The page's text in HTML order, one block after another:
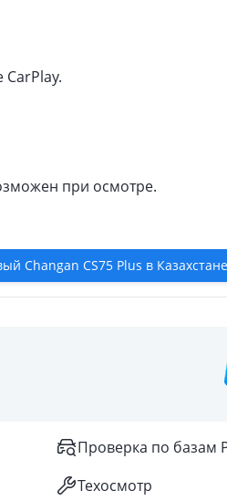
при осмотре.
Changan CS75 Plus в Казахстане
Проверка по базам
Техосмотр